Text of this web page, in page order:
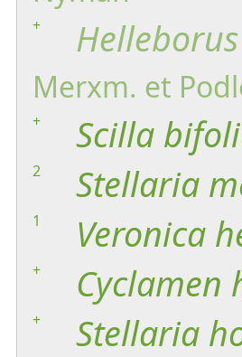
+ Helleborus
Merxm. et
+ Scilla
2 Stellaria
1 Veronica
+ Cyclamen
+ Stellaria